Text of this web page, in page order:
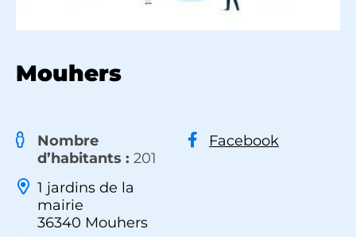
Mouhers
Nombre
d’habitants : 201
1 jardins de la
mairie
36340 Mouhers
Facebook